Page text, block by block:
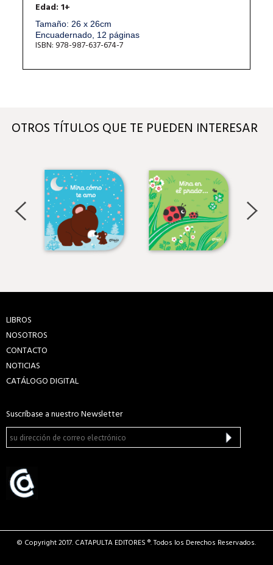
Edad: 1+
Tamaño: 26 x 26cm
Encuadernado, 12 páginas
ISBN: 978-987-637-674-7
OTROS TÍTULOS QUE TE PUEDEN INTERESAR
LIBROS
NOSOTROS
CONTACTO
NOTICIAS
CATÁLOGO DIGITAL
Suscríbase a nuestro Newsletter
© Copyright 2017. CATAPULTA EDITORES ®. Todos los Derechos Reservados.